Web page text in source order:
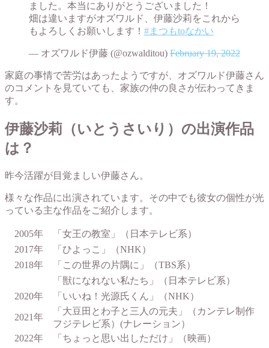
ました。本当にありがとうございました！
畑は違いますがオズワルド、伊藤沙莉をこれから
もよろしくお願いします！ #まつもtoなかい
— オズワルド伊藤 (@ozwalditou) February 19, 2022
家庭の事情で苦労はあったようですが、オズワルド伊藤さん
のコメントを見ていても、家族の仲の良さが伝わってきま
す。
伊藤沙莉（いとうさいり）の出演作品
は？
昨今活躍が目覚ましい伊藤さん。
様々な作品に出演されています。その中でも彼女の個性が光
っている主な作品をご紹介します。
2005年
「女王の教室」（日本テレビ系）
2017年
「ひよっこ」（NHK）
2018年
「この世界の片隅に」（TBS系）
「獣になれない私たち」（日本テレビ系）
2020年
「いいね！光源氏くん」（NHK）
2021年
「大豆田とわ子と三人の元夫」（カンテレ制作
フジテレビ系）(ナレーション）
2022年
「ちょっと思い出しただけ」（映画）